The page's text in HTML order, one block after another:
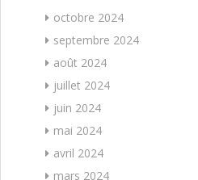
octobre 2024
septembre 2024
août 2024
juillet 2024
juin 2024
mai 2024
avril 2024
mars 2024